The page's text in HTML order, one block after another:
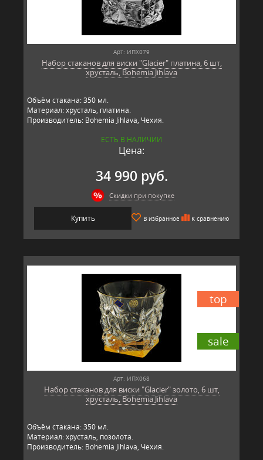
Арт: ИПХ079
Набор стаканов для виски "Glacier" платина, 6 шт,
хрусталь, Bohemia Jihlava
Объём стакана: 350 мл.
Материал: хрусталь, платина.
Производитель: Bohemia Jihlava, Чехия.
ЕСТЬ В НАЛИЧИИ
Цена:
34 990 руб.
Скидки при покупке
Купить В избранное К сравнению
sale
top
Арт: ИПХ068
Набор стаканов для виски "Glacier" золото, 6 шт,
хрусталь, Bohemia Jihlava
Объём стакана: 350 мл.
Материал: хрусталь, позолота.
Производитель: Bohemia Jihlava, Чехия.